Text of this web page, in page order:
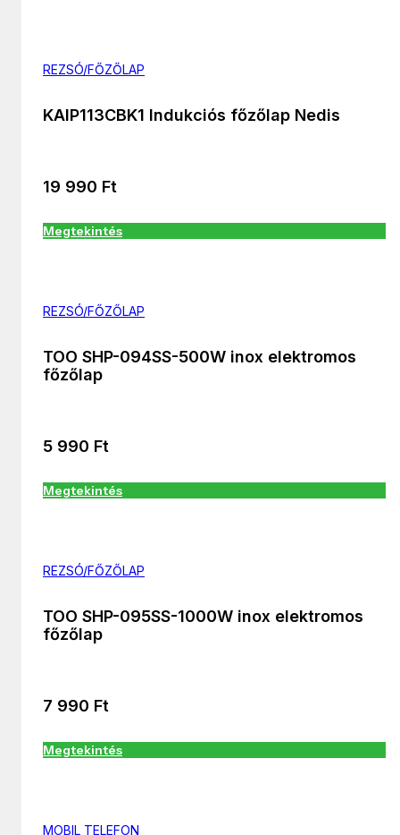
REZSÓ/FŐZŐLAP
KAIP113CBK1 Indukciós főzőlap Nedis
19 990 Ft
Megtekintés
REZSÓ/FŐZŐLAP
TOO SHP-094SS-500W inox elektromos
főzőlap
5 990 Ft
Megtekintés
REZSÓ/FŐZŐLAP
TOO SHP-095SS-1000W inox elektromos
főzőlap
7 990 Ft
Megtekintés
MOBIL TELEFON